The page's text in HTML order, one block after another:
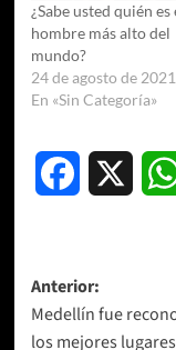
¿Sabe usted quién es
hombre más alto del
mundo?
24 de agosto de 2021
En «Sin Categoría»
Facebook
Navegación
de
Anterior:
Medellín fue
los mejores